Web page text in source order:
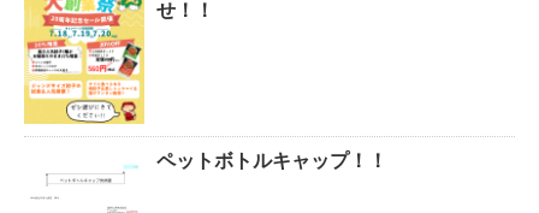
せ！！
ペットボトルキャップ！！